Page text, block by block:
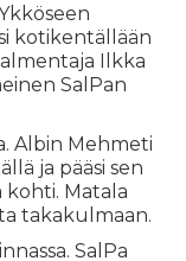
kotikentällään
Ilkka
SalPan
Albin Mehmeti
ja pääsi sen
kohti. Matala
takakulmaan.
SalPa